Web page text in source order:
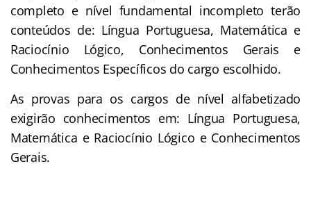
completo e nível fundamental incompleto terão
conteúdos de: Língua Portuguesa, Matemática e
Raciocínio Lógico, Conhecimentos Gerais e
Conhecimentos Específicos do cargo escolhido.
As provas para os cargos de nível alfabetizado
exigirão conhecimentos em: Língua Portuguesa,
Matemática e Raciocínio Lógico e Conhecimentos
Gerais.